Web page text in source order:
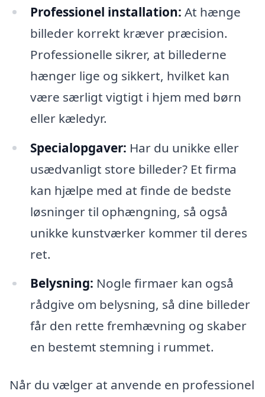
Professionel installation: At hænge
billeder korrekt kræver præcision.
Professionelle sikrer, at billederne
hænger lige og sikkert, hvilket kan
være særligt vigtigt i hjem med børn
eller kæledyr.
Specialopgaver: Har du unikke eller
usædvanligt store billeder? Et firma
kan hjælpe med at finde de bedste
løsninger til ophængning, så også
unikke kunstværker kommer til deres
ret.
Belysning: Nogle firmaer kan også
rådgive om belysning, så dine billeder
får den rette fremhævning og skaber
en bestemt stemning i rummet.
Når du vælger at anvende en professionel